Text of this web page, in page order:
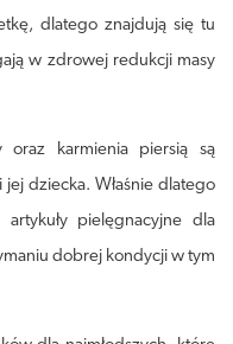
dlatego znajdują się tu
w zdrowej redukcji masy
oraz karmienia piersią są
dziecka. Właśnie dlatego
pielęgnacyjne dla
dobrej kondycji w tym